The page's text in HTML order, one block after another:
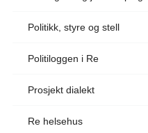
Politikk, styre og stell
Politiloggen i Re
Prosjekt dialekt
Re helsehus